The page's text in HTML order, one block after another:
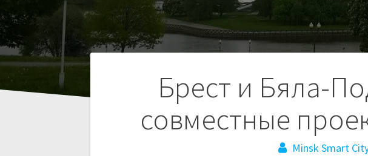
Брест и Бяла-
совместные
Minsk Smart
Навигация